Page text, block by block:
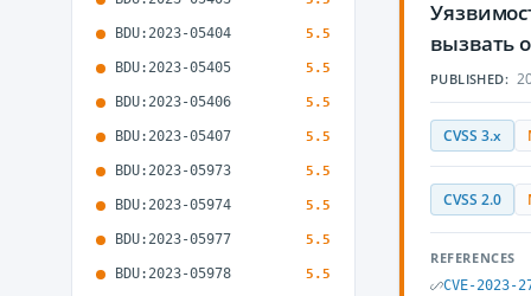
BDU:2023-05404 5.5
BDU:2023-05405 5.5
BDU:2023-05406 5.5
BDU:2023-05407 5.5
BDU:2023-05973 5.5
BDU:2023-05974 5.5
BDU:2023-05977 5.5
BDU:2023-05978 5.5
вызвать
PUBLISHED:
CVSS 3.x
CVSS 2.0
REFERENCES
CVE-2023-